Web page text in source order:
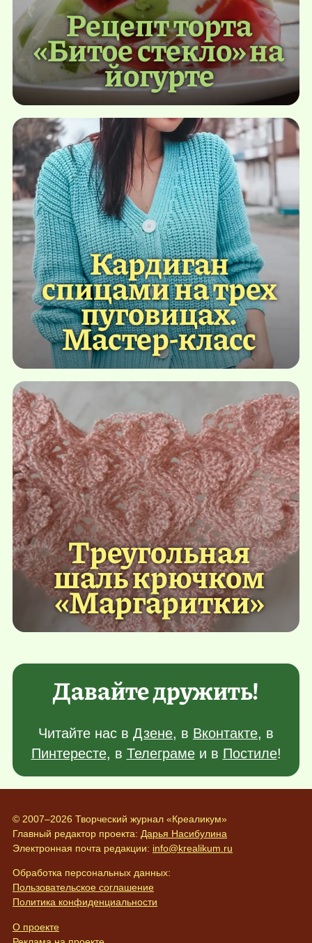
Рецепт торта
«Битое стекло» на
йогурте
Кардиган
спицами на трех
пуговицах.
Мастер-класс
Треугольная
шаль крючком
«Маргаритки»
Давайте дружить!
Читайте нас в Дзене, в Вконтакте, в
Пинтересте, в Телеграмеи в Постиле!
© 2007–2026 Творческий журнал «Креаликум»
Главный редактор проекта: Дарья Насибулина
Электронная почта редакции: info@krealikum.ru
Обработка персональных данных:
Пользовательское соглашение
Политика конфиденциальности
О проекте